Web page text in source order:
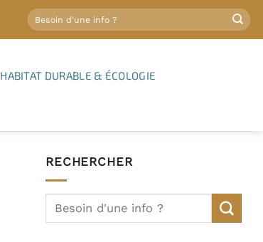
HABITAT DURABLE & ÉCOLOGIE
RECHERCHER